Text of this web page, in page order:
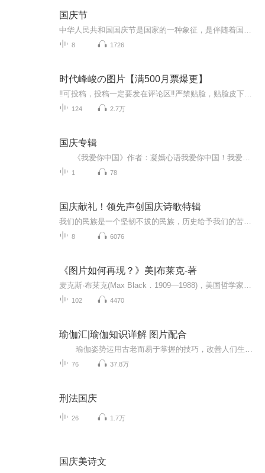
国庆节
8 1726
时代峰峻の图片【满500月票爆更】
124 2.7万
国庆专辑
1 78
国庆献礼！领先声创国庆诗歌特辑
8 6076
《图片如何再现？》美|布莱克-著
102 4470
瑜伽汇|瑜伽知识详解 图片配合
76 37.8万
刑法国庆
26 1.7万
国庆美诗文